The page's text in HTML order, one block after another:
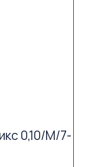
0,10/M/7-